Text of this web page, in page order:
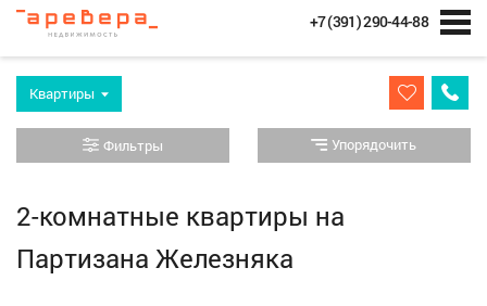
+7 (391) 290-44-88
Квартиры
Фильтры Упорядочить
2-комнатные квартиры на
Партизана Железняка